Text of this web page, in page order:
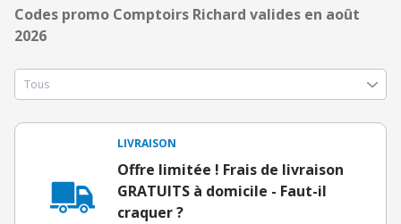
Codes promo Comptoirs Richard valides en août
2026
LIVRAISON
Offre limitée ! Frais de livraison
GRATUITS à domicile - Faut-il
craquer ?